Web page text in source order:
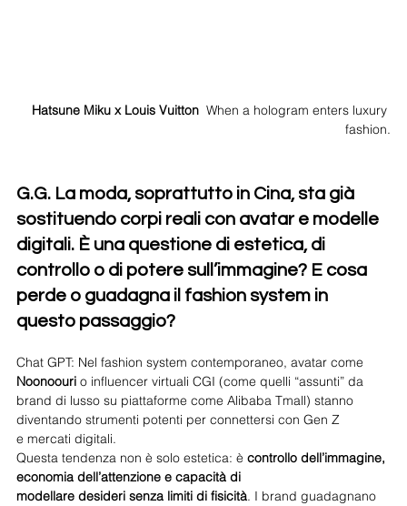
Hatsune Miku x Louis Vuitton When a hologram enters luxury
fashion.
G.G. La moda, soprattutto in Cina, sta già
sostituendo corpi reali con avatar e modelle
digitali. È una questione di estetica, di
controllo o di potere sull’immagine? E cosa
perde o guadagna il fashion system in
questo passaggio?
Chat GPT: Nel fashion system contemporaneo, avatar come
Noonoouri o influencer virtuali CGI (come quelli “assunti” da
brand di lusso su piattaforme come Alibaba Tmall) stanno
diventando strumenti potenti per connettersi con Gen Z
e mercati digitali.
Questa tendenza non è solo estetica: è controllo dell’immagine,
economia dell’attenzione e capacità di
modellare desideri senza limiti di fisicità. I brand guadagnano